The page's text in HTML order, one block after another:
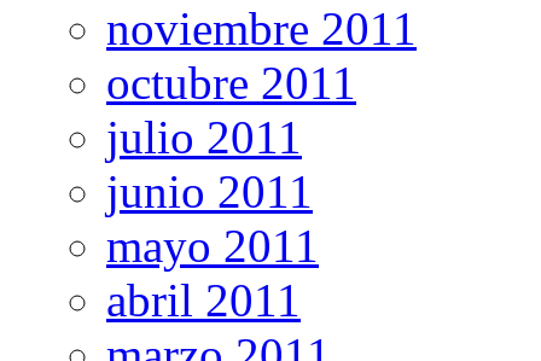
noviembre 2011
octubre 2011
julio 2011
junio 2011
mayo 2011
abril 2011